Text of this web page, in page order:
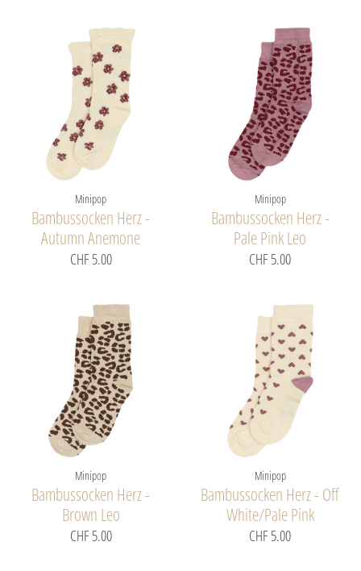
Minipop
Bambussocken Herz -
Autumn Anemone
CHF 5.00
Minipop
Bambussocken Herz -
Pale Pink Leo
CHF 5.00
Minipop
Bambussocken Herz -
Brown Leo
CHF 5.00
Minipop
Bambussocken Herz - Off
White/Pale Pink
CHF 5.00